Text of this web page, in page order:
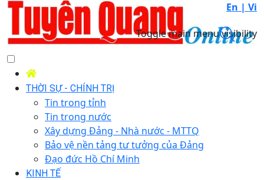
En | Vi
Toggle main menu visibility
THỜI SỰ - CHÍNH TRỊ
Tin trong tỉnh
Tin trong nước
Xây dựng Đảng - Nhà nước - MTTQ
Bảo vệ nền tảng tư tưởng của Đảng
Đạo đức Hồ Chí Minh
KINH TẾ